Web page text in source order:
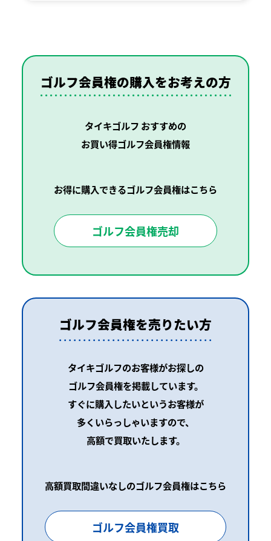
ゴルフ会員権の購入をお考えの方
タイキゴルフ おすすめの
お買い得ゴルフ会員権情報
お得に購入できるゴルフ会員権はこちら
ゴルフ会員権売却
ゴルフ会員権を売りたい方
タイキゴルフのお客様がお探しの
ゴルフ会員権を掲載しています。
すぐに購入したいというお客様が
多くいらっしゃいますので、
高額で買取いたします。
高額買取間違いなしのゴルフ会員権はこちら
ゴルフ会員権買取